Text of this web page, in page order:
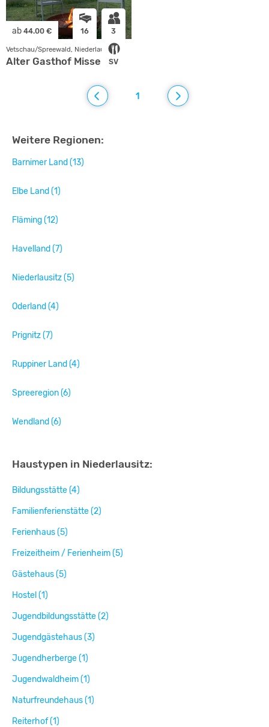
ab 44.00 € 16 3
SV
Vetschau/Spreewald, Niederlausitz
Alter Gasthof Missen
1
Weitere Regionen:
Barnimer Land (13)
Elbe Land (1)
Fläming (12)
Havelland (7)
Niederlausitz (5)
Oderland (4)
Prignitz (7)
Ruppiner Land (4)
Spreeregion (6)
Wendland (6)
Haustypen in Niederlausitz:
Bildungsstätte (4)
Familienferienstätte (2)
Ferienhaus (5)
Freizeitheim / Ferienheim (5)
Gästehaus (5)
Hostel (1)
Jugendbildungsstätte (2)
Jugendgästehaus (3)
Jugendherberge (1)
Jugendwaldheim (1)
Naturfreundehaus (1)
Reiterhof (1)